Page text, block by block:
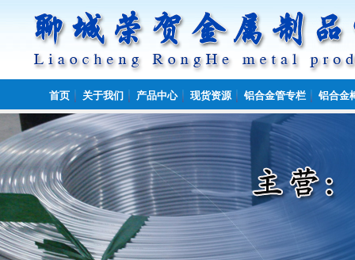
首页 关于我们 产品中心 现货资源 铝合金管专栏 铝合金